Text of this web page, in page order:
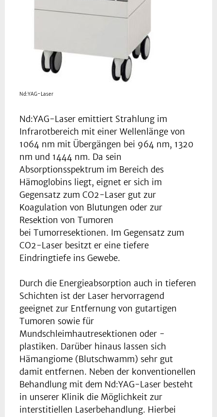
Nd:YAG-Laser
Nd:YAG-Laser emittiert Strahlung im
Infrarotbereich mit einer Wellenlänge von
1064 nm mit Übergängen bei 964 nm, 1320
nm und 1444 nm. Da sein
Absorptionsspektrum im Bereich des
Hämoglobins liegt, eignet er sich im
Gegensatz zum CO2-Laser gut zur
Koagulation von Blutungen oder zur
Resektion von Tumoren
bei Tumorresektionen. Im Gegensatz zum
CO2-Laser besitzt er eine tiefere
Eindringtiefe ins Gewebe.
Durch die Energieabsorption auch in tieferen
Schichten ist der Laser hervorragend
geeignet zur Entfernung von gutartigen
Tumoren sowie für
Mundschleimhautresektionen oder -
plastiken. Darüber hinaus lassen sich
Hämangiome (Blutschwamm) sehr gut
damit entfernen. Neben der konventionellen
Behandlung mit dem Nd:YAG-Laser besteht
in unserer Klinik die Möglichkeit zur
interstitiellen Laserbehandlung. Hierbei